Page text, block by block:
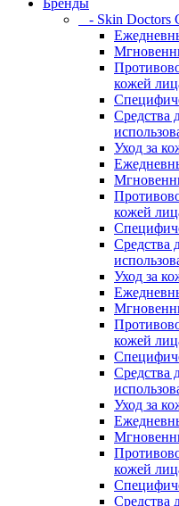
Бренды
- Skin Doctors
кожей
Средства
Уход за
кожей
Средства
Уход за
кожей
Средства
Уход за
кожей
Средства